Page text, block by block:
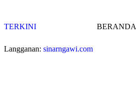
TERKINI BERANDA
Langganan: sinarngawi.com